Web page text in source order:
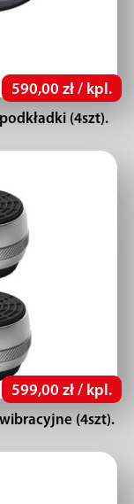
590,00 zł / kpl.
(4szt).
599,00 zł / kpl.
(4szt).